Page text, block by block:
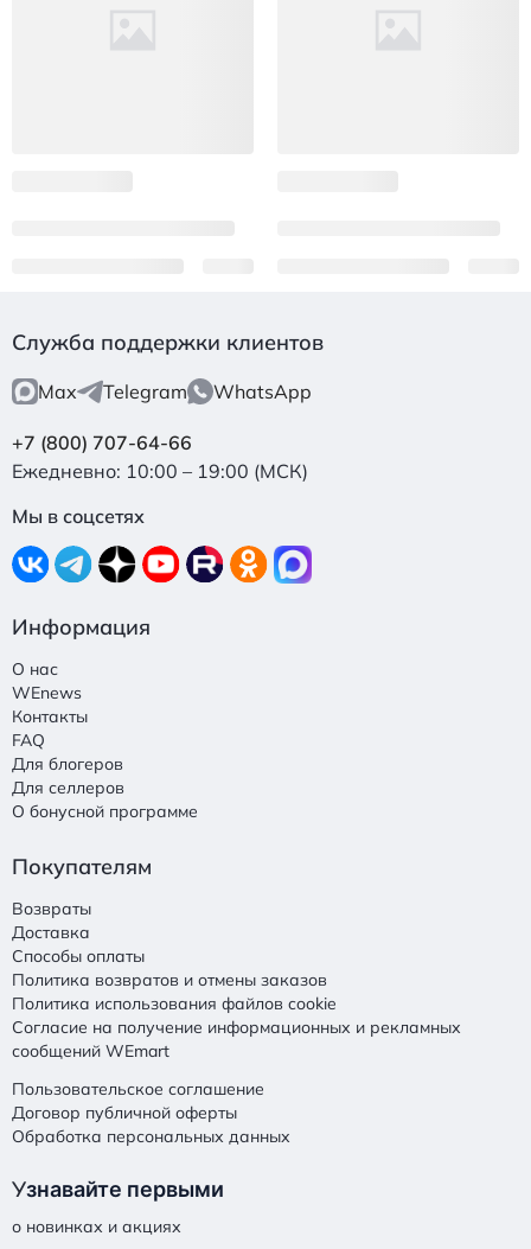
Служба поддержки клиентов
Max Telegram WhatsApp
+7 (800) 707-64-66
Ежедневно: 10:00 – 19:00 (МСК)
Мы в соцсетях
Информация
О нас
WEnews
Контакты
FAQ
Для блогеров
Для селлеров
О бонусной программе
Покупателям
Возвраты
Доставка
Способы оплаты
Политика возвратов и отмены заказов
Политика использования файлов cookie
Согласие на получение информационных и рекламных
сообщений WEmart
Пользовательское соглашение
Договор публичной оферты
Обработка персональных данных
Узнавайте первыми
о новинках и акциях